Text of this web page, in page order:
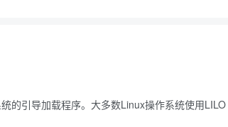
的引导加载程序。大多数Linux操作系统使用LILO